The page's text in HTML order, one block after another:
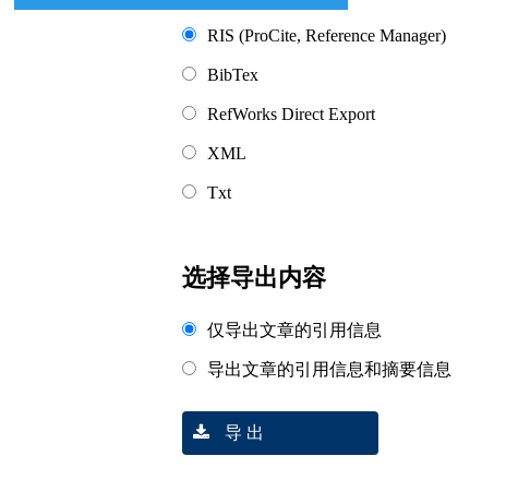
RIS (ProCite, Reference Manager)
BibTex
RefWorks Direct Export
XML
Txt
选择导出内容
仅导出文章的引用信息
导出文章的引用信息和摘要信息
导 出